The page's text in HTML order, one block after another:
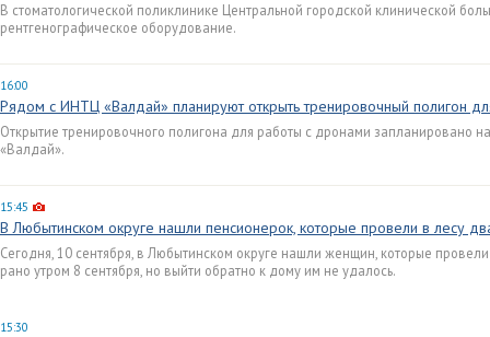
В стоматологической поликлинике Центральной городской клинической
рентгенографическое оборудование.
16:00
Рядом с ИНТЦ «Валдай» планируют открыть тренировочный полигон
Открытие тренировочного полигона для работы с дронами запланировано
«Валдай».
15:45
В Любытинском округе нашли пенсионерок, которые провели в лесу
Сегодня, 10 сентября, в Любытинском округе нашли женщин, которые
рано утром 8 сентября, но выйти обратно к дому им не удалось.
15:30